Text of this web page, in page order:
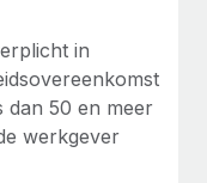
in
dan 50 en meer
werkgever